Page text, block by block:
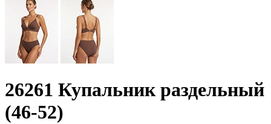
26261 Купальник раздельный
(46-52)